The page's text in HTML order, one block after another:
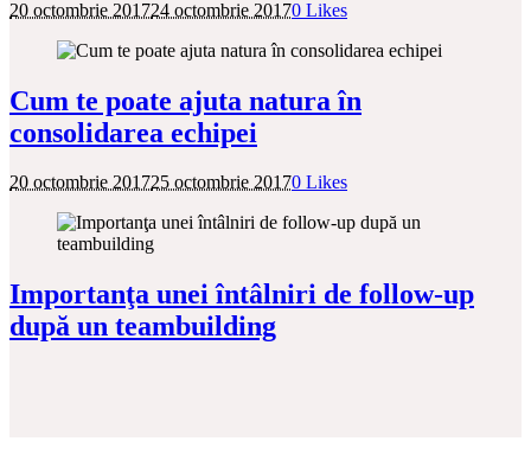
20 octombrie 201724 octombrie 20170 Likes
Cum te poate ajuta natura în
consolidarea echipei
20 octombrie 201725 octombrie 20170 Likes
Importanţa unei întâlniri de follow-up
după un teambuilding